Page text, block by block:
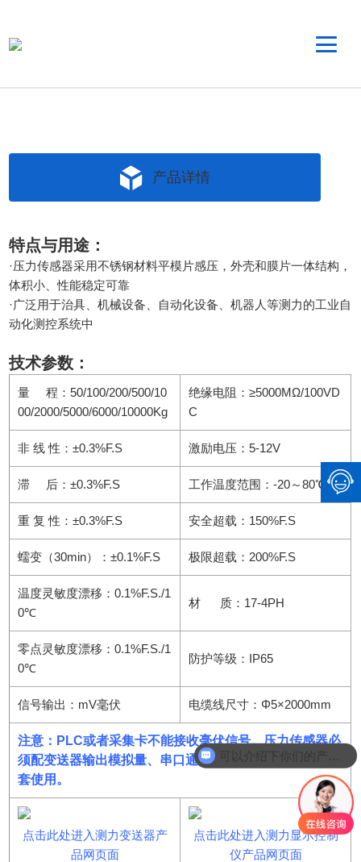
产品详情
特点与用途：
·压力传感器采用不锈钢材料平模片感压，外壳和膜片一体结构，
体积小、性能稳定可靠
·广泛用于治具、机械设备、自动化设备、机器人等测力的工业自
动化测控系统中
技术参数：
量 程：50/100/200/500/10
00/2000/5000/6000/10000Kg
绝缘电阻：≥5000MΩ/100VD
C
非 线 性：±0.3%F.S 激励电压：5-12V
滞 后：±0.3%F.S 工作温度范围：-20～80℃
重 复 性：±0.3%F.S 安全超载：150%F.S
蠕变（30min）：±0.1%F.S 极限超载：200%F.S
温度灵敏度漂移：0.1%F.S./1
0℃
材 质：17-4PH
零点灵敏度漂移：0.1%F.S./1
0℃
防护等级：IP65
信号输出：mV毫伏 电缆线尺寸：Φ5×2000mm
注意：PLC或者采集卡不能接收毫伏信号。压力传感器必
须配变送器输出模拟量、串口通讯或者配显示控制仪表配
套使用。
点击此处进入测力变送器产
品网页面
点击此处进入测力显示控制
仪产品网页面